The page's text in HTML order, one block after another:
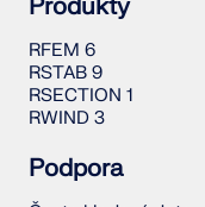
Produkty
RFEM 6
RSTAB 9
RSECTION 1
RWIND 3
Podpora